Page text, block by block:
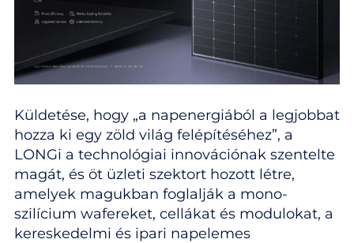
Küldetése, hogy „a napenergiából a legjobbat
hozza ki egy zöld világ felépítéséhez”, a
LONGi a technológiai innovációnak szentelte
magát, és öt üzleti szektort hozott létre,
amelyek magukban foglalják a mono-
szilícium wafereket, cellákat és modulokat, a
kereskedelmi és ipari napelemes